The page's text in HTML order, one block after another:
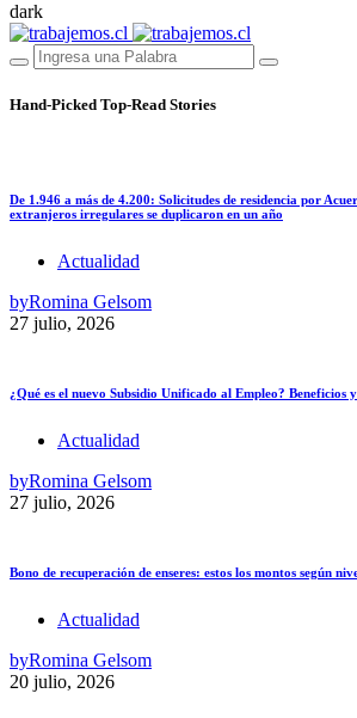
dark
Hand-Picked Top-Read Stories
De 1.946 a más de 4.200: Solicitudes de residencia por
extranjeros irregulares se duplicaron en un año
Actualidad
byRomina Gelsom
27 julio, 2026
¿Qué es el nuevo Subsidio Unificado al Empleo? Beneficios
Actualidad
byRomina Gelsom
27 julio, 2026
Bono de recuperación de enseres: estos los montos según
Actualidad
byRomina Gelsom
20 julio, 2026